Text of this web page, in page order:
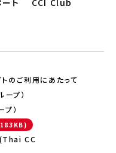
ト
CCI Club
のご利用にあたって
プ）
）
CC